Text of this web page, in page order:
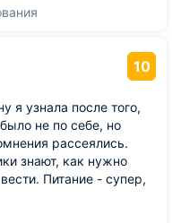
10
я узнала после того,
не по себе, но
рассеялись.
знают, как нужно
Питание - супер,
такие деньги это